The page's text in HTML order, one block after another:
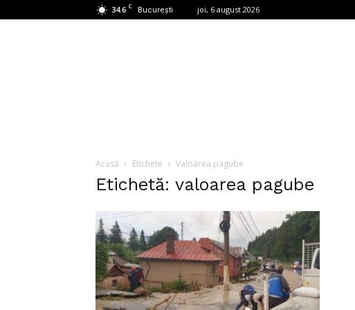
34.6 C București joi, 6 august 2026
Acasă Etichete Valoarea pagube
Etichetă: valoarea pagube